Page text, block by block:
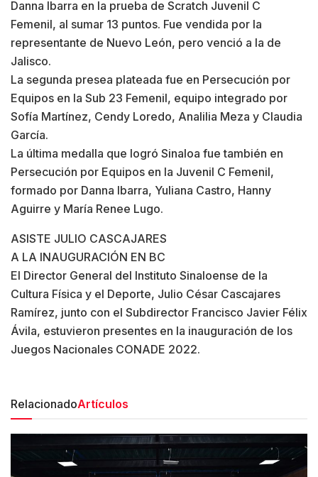
Danna Ibarra en la prueba de Scratch Juvenil C
Femenil, al sumar 13 puntos. Fue vendida por la
representante de Nuevo León, pero venció a la de
Jalisco.
La segunda presea plateada fue en Persecución por
Equipos en la Sub 23 Femenil, equipo integrado por
Sofía Martínez, Cendy Loredo, Analilia Meza y Claudia
García.
La última medalla que logró Sinaloa fue también en
Persecución por Equipos en la Juvenil C Femenil,
formado por Danna Ibarra, Yuliana Castro, Hanny
Aguirre y María Renee Lugo.
ASISTE JULIO CASCAJARES
A LA INAUGURACIÓN EN BC
El Director General del Instituto Sinaloense de la
Cultura Física y el Deporte, Julio César Cascajares
Ramírez, junto con el Subdirector Francisco Javier Félix
Ávila, estuvieron presentes en la inauguración de los
Juegos Nacionales CONADE 2022.
RelacionadoArtículos